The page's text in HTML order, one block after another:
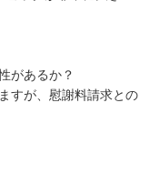
があるか？
すが、慰謝料請求との